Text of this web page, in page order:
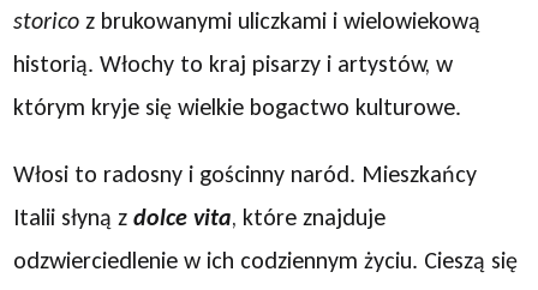
storico z brukowanymi uliczkami i wielowiekową
historią. Włochy to kraj pisarzy i artystów, w
którym kryje się wielkie bogactwo kulturowe.
Włosi to radosny i gościnny naród. Mieszkańcy
Italii słyną zdolce vita, które znajduje
odzwierciedlenie w ich codziennym życiu. Cieszą się